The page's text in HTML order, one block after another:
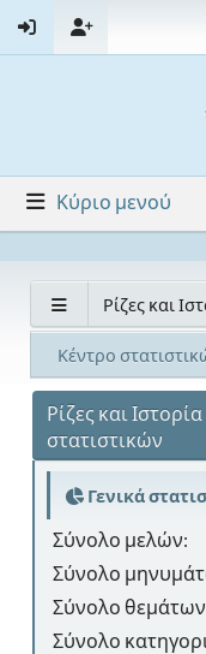
Κύριο μενού
Ρίζες και
Κέντρο
Ρίζες και
στατιστικών
Γενικά
Σύνολο μελών:
Σύνολο
Σύνολο
Σύνολο